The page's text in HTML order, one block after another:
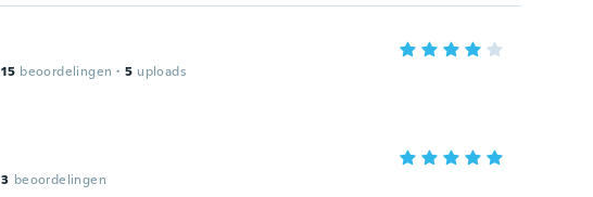
15 beoordelingen · 5 uploads
3 beoordelingen